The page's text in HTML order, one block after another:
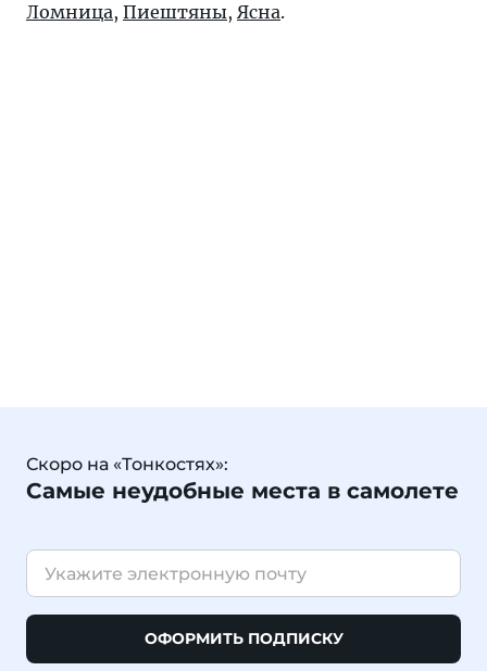
Ломница, Пиештяны, Ясна.
Скоро на «Тонкостях»:
Самые неудобные места в самолете
ОФОРМИТЬ ПОДПИСКУ